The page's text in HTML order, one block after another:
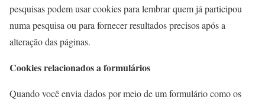
pesquisas podem usar cookies para lembrar quem já participou
numa pesquisa ou para fornecer resultados precisos após a
alteração das páginas.
Cookies relacionados a formulários
Quando você envia dados por meio de um formulário como os